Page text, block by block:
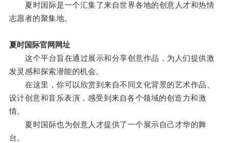
夏时国际是一个汇集了来自世界各地的创意人才和热情
志愿者的聚集地。
夏时国际官网网址
这个平台旨在通过展示和分享创意作品，为人们提供激
发灵感和探索潜能的机会。
在这里，你可以欣赏到来自不同文化背景的艺术作品、
设计创意和音乐表演，感受到来自各个领域的创造力和激
情。
夏时国际也为创意人才提供了一个展示自己才华的舞
台。